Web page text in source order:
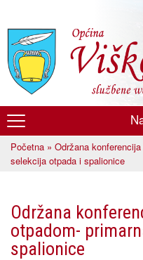
glavni
sadržaj
Općina
Viškovo
Vi ste ovdje
Početna » Održana
selekcija otpada i spalionice
Održana
otpadom-
spalionice